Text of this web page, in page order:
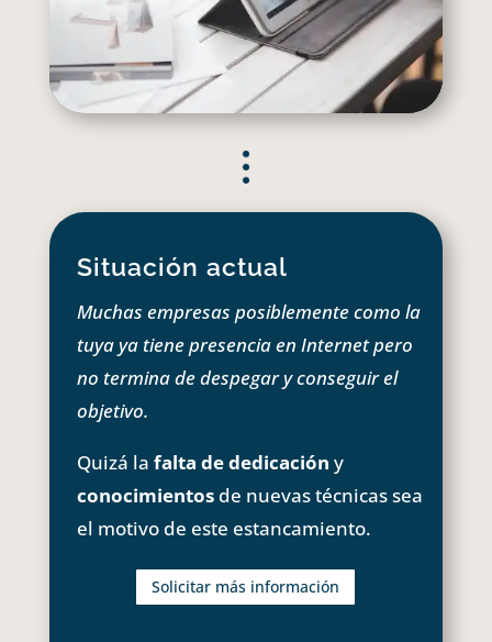
Situación actual
Muchas empresas posiblemente como la
tuya ya tiene presencia en Internet pero
no termina de despegar y conseguir el
objetivo.
Quizá la falta de dedicación y
conocimientosde nuevas técnicas sea
el motivo de este estancamiento.
Solicitar más información